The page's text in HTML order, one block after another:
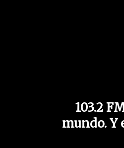
103.2
mundo. Y